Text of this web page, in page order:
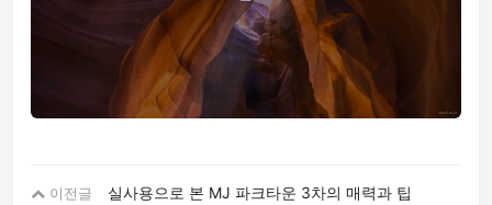
이전글
실사용으로 본 MJ 파크타운 3차의 매력과 팁